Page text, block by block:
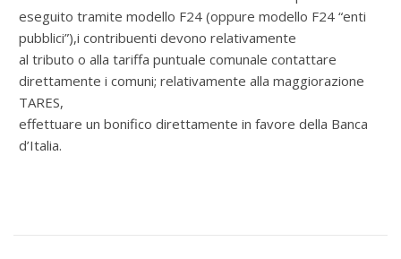
eseguito tramite modello F24 (oppure modello F24 “enti
pubblici”),i contribuenti devono relativamente
al tributo o alla tariffa puntuale comunale contattare
direttamente i comuni; relativamente alla maggiorazione
TARES,
effettuare un bonifico direttamente in favore della Banca
d’Italia.